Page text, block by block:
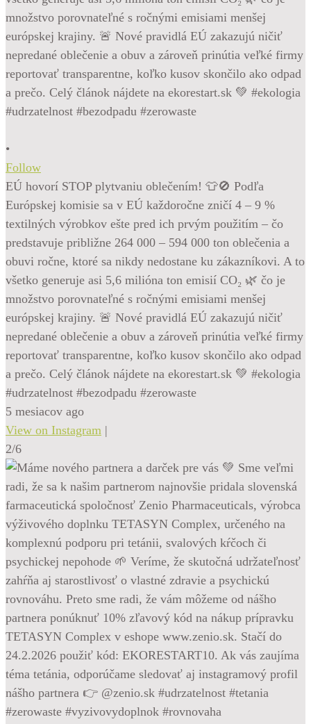
•
Follow
EÚ hovorí STOP plytvaniu oblečením! 👕🚫 Podľa
Európskej komisie sa v EÚ každoročne zničí 4 – 9 %
textilných výrobkov ešte pred ich prvým použitím – čo
predstavuje približne 264 000 – 594 000 ton oblečenia a
obuvi ročne, ktoré sa nikdy nedostane ku zákazníkovi. A to
všetko generuje asi 5,6 milióna ton emisií CO₂ 🌿 čo je
množstvo porovnateľné s ročnými emisiami menšej
európskej krajiny. 🚨 Nové pravidlá EÚ zakazujú ničiť
nepredané oblečenie a obuv a zároveň prinútia veľké firmy
reportovať transparentne, koľko kusov skončilo ako odpad
a prečo. Celý článok nájdete na ekorestart.sk 💚 #ekologia
#udrzatelnost #bezodpadu #zerowaste
5 mesiacov ago
View on Instagram |
2/6